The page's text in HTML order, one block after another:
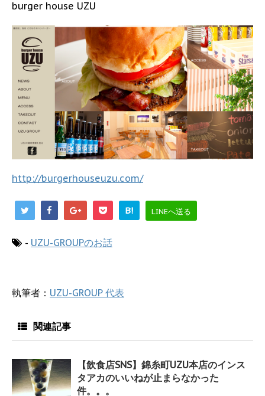
burger house UZU
http://burgerhouseuzu.com/
B! LINEへ送る
- UZU-GROUPのお話
執筆者： UZU-GROUP 代表
関連記事
【飲食店SNS】錦糸町UZU本店のインス
タアカのいいねが止まらなかった
件。。。